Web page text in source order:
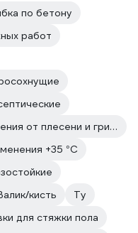
по бетону
работ
Грунтовка глубокого проникновения от плесени и грибка
+35 °С
кисть
Ту
для стяжки пола